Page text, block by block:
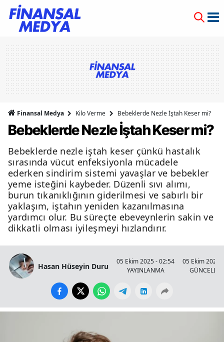
Finansal Medya Kilo Verme Bebeklerde Nezle İştah Keser mi?
Bebeklerde Nezle İştah Keser mi?
Bebeklerde nezle iştah keser çünkü hastalık
sırasında vücut enfeksiyonla mücadele
ederken sindirim sistemi yavaşlar ve bebekler
yeme isteğini kaybeder. Düzenli sıvı alımı,
burun tıkanıklığının giderilmesi ve sabırlı bir
yaklaşım, iştahın yeniden kazanılmasına
yardımcı olur. Bu süreçte ebeveynlerin sakin ve
dikkatli olması iyileşmeyi hızlandırır.
Hasan Hüseyin Duru
05 Ekim 2025 - 02:54
YAYINLANMA
05 Ekim 2025